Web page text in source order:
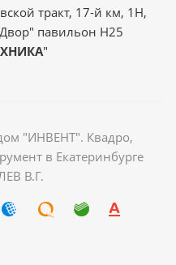
тракт, 17-й км, 1Н,
павильон Н25
"
"ИНВЕНТ". Квадро,
в Екатеринбурге
В.Г.